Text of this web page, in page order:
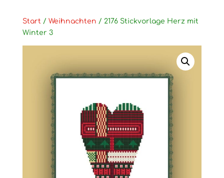
Start / Weihnachten / 2176 Stickvorlage Herz mit
Winter 3